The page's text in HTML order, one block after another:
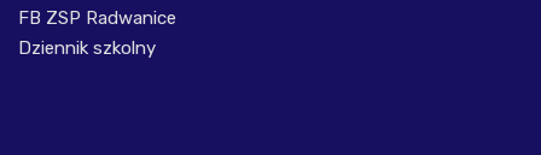
FB ZSP Radwanice
Dziennik szkolny